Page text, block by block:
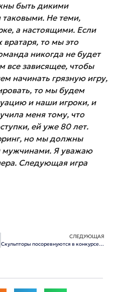
быть дикими
таковыми. Не теми,
а настоящими. Если
вратаря, то мы это
никогда не будет
все зависящее, чтобы
начинать грязную игру,
то мы будем
и наши игроки, и
меня тому, что
ей уже 80 лет.
но мы должны
мужчинами. Я уважаю
Следующая игра
СЛЕДУЮЩАЯ
Скульпторы посоревнуются в конкурсе на лучший проект памятника Михаилу Ульянову